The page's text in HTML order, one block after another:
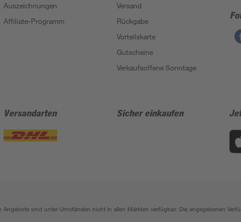
Auszeichnungen
Affiliate-Programm
Versand
Rückgabe
Vorteilskarte
Gutscheine
Verkaufsoffene Sonntage
Versandarten Sicher einkaufen
Angebote sind unter Umständen nicht in allen Märkten verfügbar. Die angegebenen